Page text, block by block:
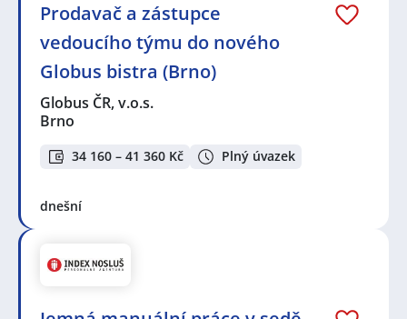
Prodavač a zástupce
vedoucího týmu do nového
Globus bistra (Brno)
Globus ČR, v.o.s.
Brno
34 160 – 41 360 Kč Plný úvazek
dnešní